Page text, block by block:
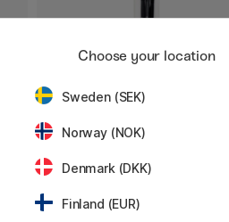
RAPHAËL
Campus Watercolour Brush 3-
Choose your location
Sweden (SEK)
Norway (NOK)
Denmark (DKK)
Finland (EUR)